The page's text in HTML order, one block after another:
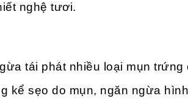
nghệ tươi.
tái phát nhiều loại mụn
kể sẹo do mụn, ngăn ngừa